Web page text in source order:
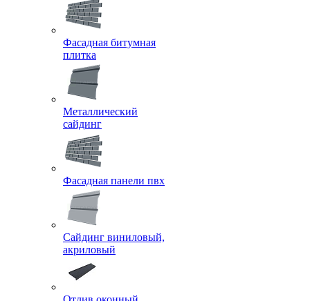
Фиброцементный
сайдинг
Фасадная битумная
плитка
Металлический
сайдинг
Фасадная панели пвх
Сайдинг виниловый,
акриловый